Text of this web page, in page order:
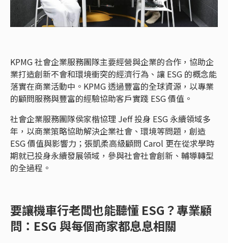
KPMG 社會企業服務團隊主要經營與企業的合作，協助企
業打造創新不會和環境衝突的經濟行為、讓 ESG 的概念能
落實在商業活動中。KPMG 透過豐富的全球資源，以專業
的顧問服務與豐富的經驗協助客戶實踐 ESG 價值。
社會企業服務團隊侯家楷協理 Jeff 投身 ESG 永續領域多
年，以商業策略協助解決企業社會、環境等問題，創造
ESG 價值與影響力；張凱柔高級顧問 Carol 更在從求學時
期就已投身永續發展領域，參與社會社會創新、輔導轉型
的全過程。
要讓機車行老闆也能聽懂 ESG？專業顧
問：ESG 與每個商家都息息相關